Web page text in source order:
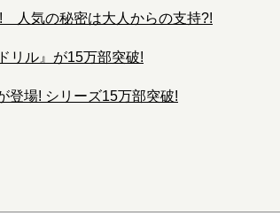
人気の秘密は大人からの支持?!
リル』が15万部突破!
登場! シリーズ15万部突破!